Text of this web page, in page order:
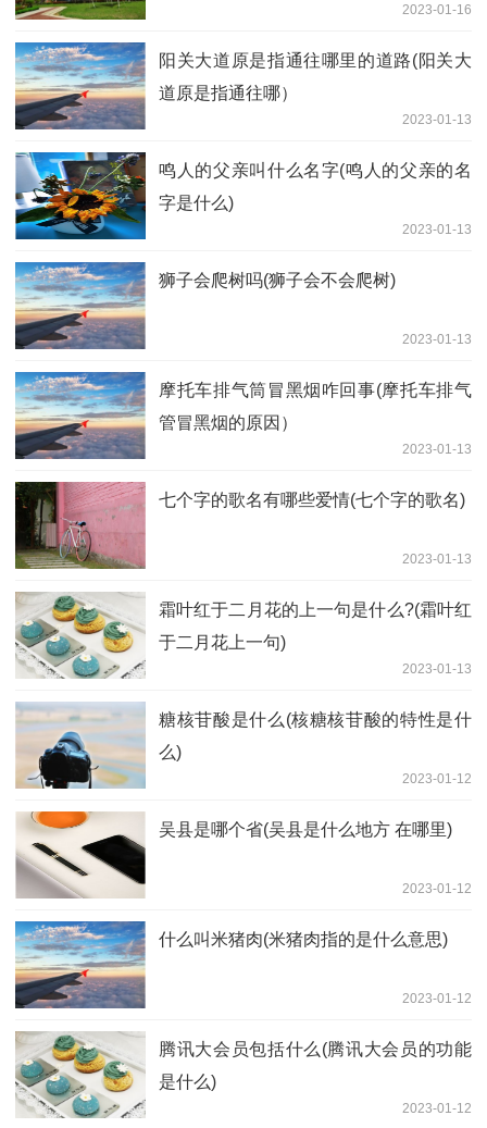
2023-01-16
阳关大道原是指通往哪里的道路(阳关大
道原是指通往哪）
2023-01-13
鸣人的父亲叫什么名字(鸣人的父亲的名
字是什么)
2023-01-13
狮子会爬树吗(狮子会不会爬树)
2023-01-13
摩托车排气筒冒黑烟咋回事(摩托车排气
管冒黑烟的原因）
2023-01-13
七个字的歌名有哪些爱情(七个字的歌名)
2023-01-13
霜叶红于二月花的上一句是什么?(霜叶红
于二月花上一句)
2023-01-13
糖核苷酸是什么(核糖核苷酸的特性是什
么)
2023-01-12
吴县是哪个省(吴县是什么地方 在哪里)
2023-01-12
什么叫米猪肉(米猪肉指的是什么意思)
2023-01-12
腾讯大会员包括什么(腾讯大会员的功能
是什么)
2023-01-12